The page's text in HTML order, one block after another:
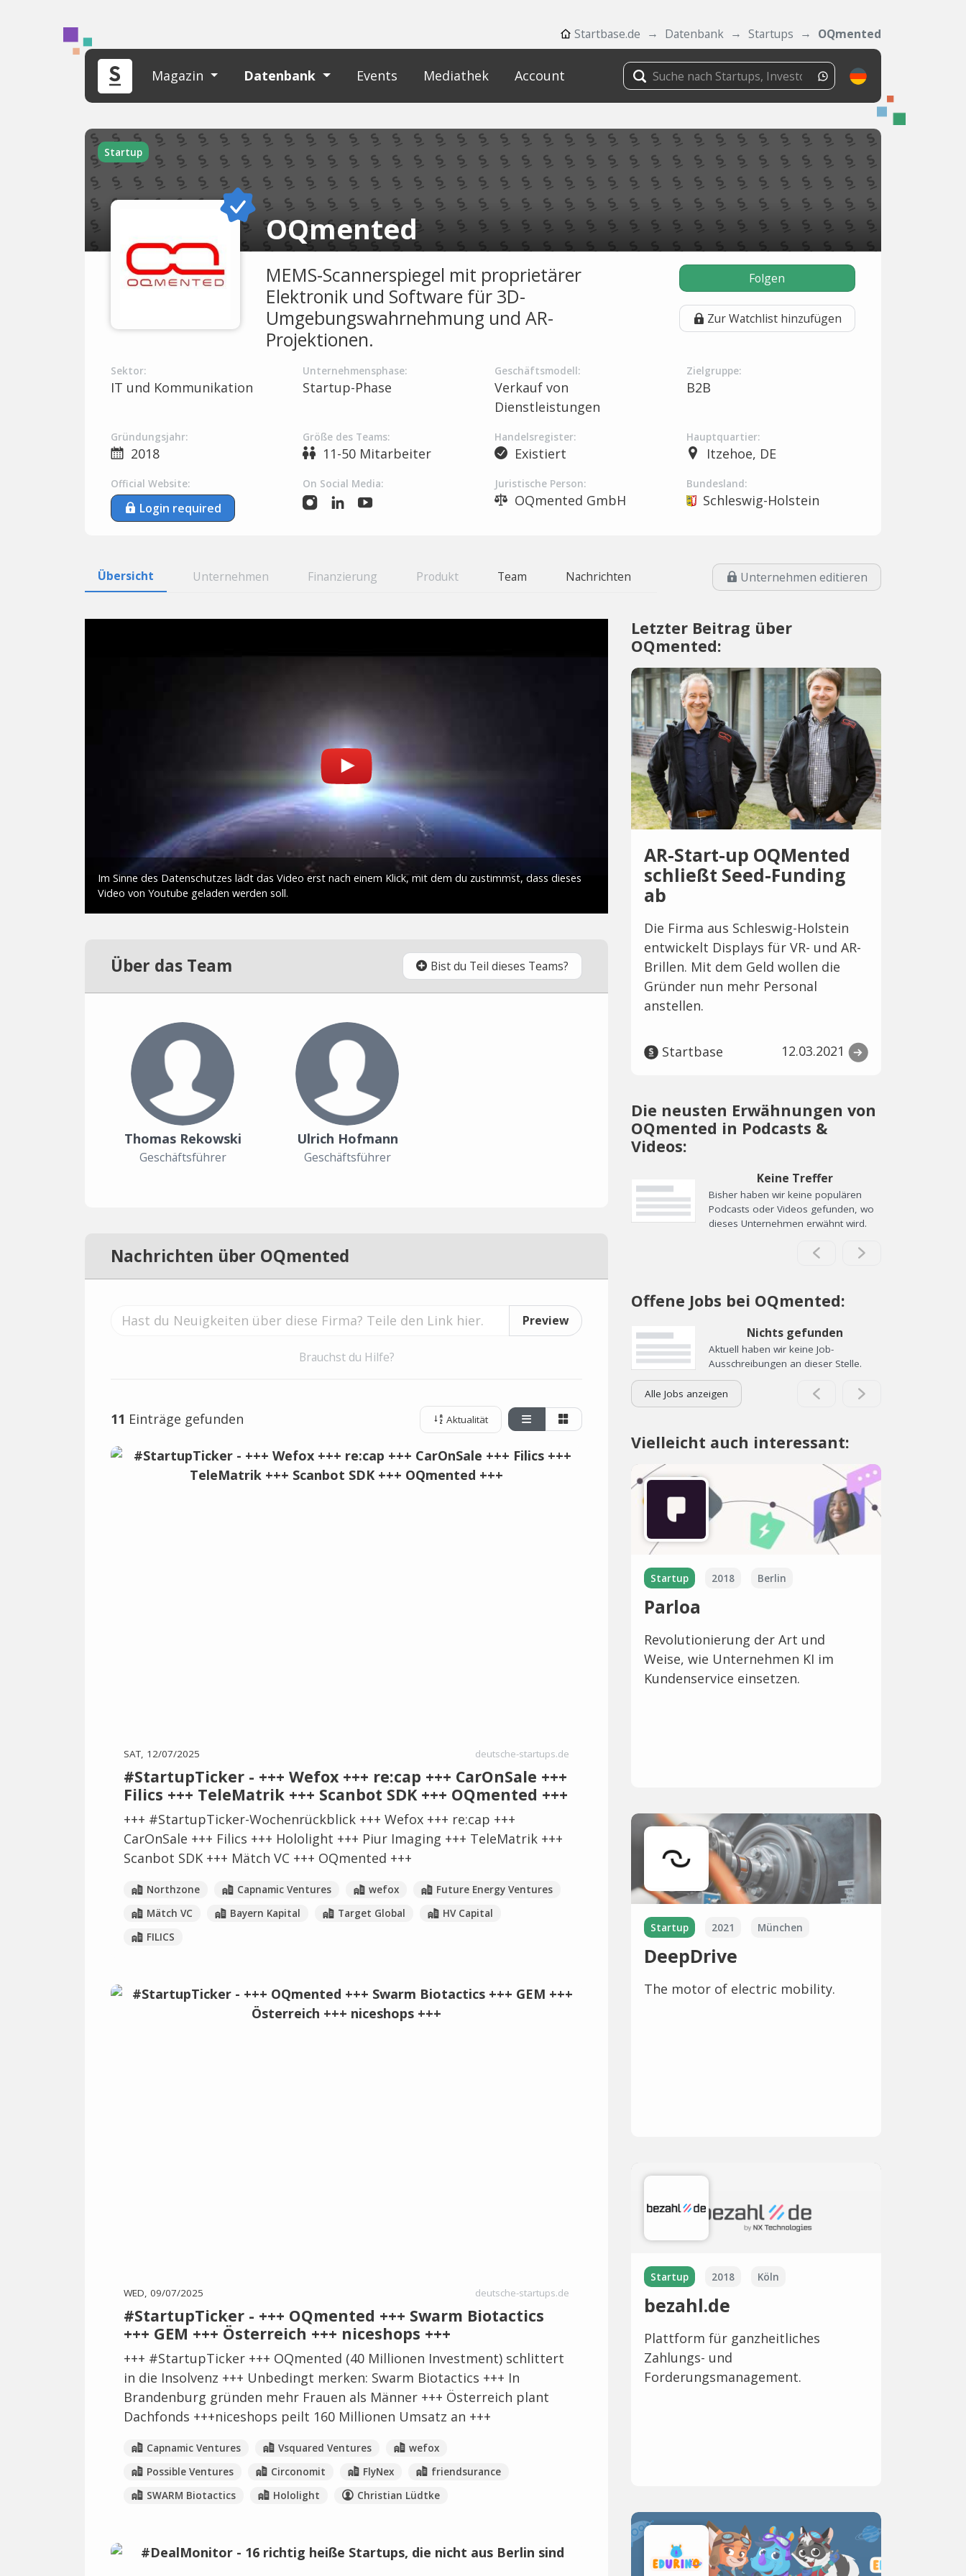
Startbase.de Datenbank Startups OQmented
Magazin Datenbank Events Mediathek Account
Startup
OQmented
MEMS-Scannerspiegel mit proprietärer
Elektronik und Software für 3D-
Umgebungswahrnehmung und AR-
Projektionen.
Folgen
Zur Watchlist hinzufügen
Sektor:
IT und Kommunikation
Unternehmensphase:
Startup-Phase
Geschäftsmodell:
Verkauf von
Dienstleistungen
Zielgruppe:
B2B
Gründungsjahr:
2018
Größe des Teams:
11-50 Mitarbeiter
Handelsregister:
Existiert
Hauptquartier:
Itzehoe, DE
Official Website:
Login required
On Social Media: Juristische Person:
OQmented GmbH
Bundesland:
Schleswig-Holstein
Übersicht Unternehmen Finanzierung Produkt Team Nachrichten Unternehmen editieren
Über das Team Bist du Teil dieses Teams?
Thomas Rekowski
Geschäftsführer
Ulrich Hofmann
Geschäftsführer
Nachrichten über OQmented
Preview
Brauchst du Hilfe?
11 Einträge gefunden Aktualität
SAT, 12/07/2025 deutsche-startups.de
#StartupTicker - +++ Wefox +++ re:cap +++ CarOnSale +++
Filics +++ TeleMatrik +++ Scanbot SDK +++ OQmented +++
+++ #StartupTicker-Wochenrückblick +++ Wefox +++ re:cap +++
CarOnSale +++ Filics +++ Hololight +++ Piur Imaging +++ TeleMatrik +++
Scanbot SDK +++ Mätch VC +++ OQmented +++
Northzone Capnamic Ventures wefox
Future Energy Ventures
Mätch VC
Bayern Kapital Target Global
HV Capital
FILICS
WED, 09/07/2025 deutsche-startups.de
#StartupTicker - +++ OQmented +++ Swarm Biotactics
+++ GEM +++ Österreich +++ niceshops +++
+++ #StartupTicker +++ OQmented (40 Millionen Investment) schlittert
in die Insolvenz +++ Unbedingt merken: Swarm Biotactics +++ In
Brandenburg gründen mehr Frauen als Männer +++ Österreich plant
Dachfonds +++niceshops peilt 160 Millionen Umsatz an +++
Capnamic Ventures Vsquared Ventures
wefox
Possible Ventures
Circonomit FlyNex
friendsurance
SWARM Biotactics
Hololight Christian Lüdtke
Letzter Beitrag über
OQmented:
AR-Start-up OQMented
schließt Seed-Funding
ab
Die Firma aus Schleswig-Holstein
entwickelt Displays für VR- und AR-
Brillen. Mit dem Geld wollen die
Gründer nun mehr Personal
anstellen.
Startbase 12.03.2021
Die neusten Erwähnungen von
OQmented in Podcasts &
Videos:
Keine Treffer
Bisher haben wir keine populären
Podcasts oder Videos gefunden, wo
dieses Unternehmen erwähnt wird.
Offene Jobs bei OQmented:
Nichts gefunden
Aktuell haben wir keine Job-
Ausschreibungen an dieser Stelle.
Alle Jobs anzeigen
Vielleicht auch interessant:
Startup 2018 Berlin
Parloa
Revolutionierung der Art und
Weise, wie Unternehmen KI im
Kundenservice einsetzen.
Startup 2021 München
DeepDrive
The motor of electric mobility.
Startup 2018 Köln
bezahl.de
Plattform für ganzheitliches
Zahlungs- und
Forderungsmanagement.